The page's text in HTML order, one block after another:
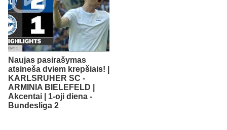
Naujas pasirašymas
atsineša dviem krepšiais! |
KARLSRUHER SC -
ARMINIA BIELEFELD |
Akcentai | 1-oji diena -
Bundesliga 2